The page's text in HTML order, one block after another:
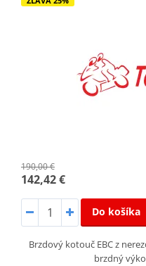
190,00 €
142,42 €
Do košíka
Brzdový kotouč EBC z
brzdný